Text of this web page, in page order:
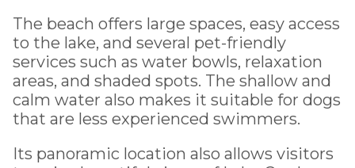
The beach offers large spaces, easy access
to the lake, and several pet-friendly
services such as water bowls, relaxation
areas, and shaded spots. The shallow and
calm water also makes it suitable for dogs
that are less experienced swimmers.
Its panoramic location also allows visitors